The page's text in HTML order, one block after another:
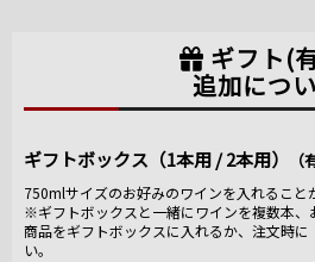
ギフト(
追加につ
ギフトボックス（1本用 / 2本用）
750mlサイズのお好みのワインを入れること
※ギフトボックスと一緒にワインを複数本、
商品をギフトボックスに入れるか、注文時
い。